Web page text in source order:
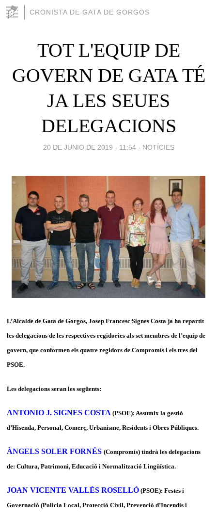
CRONISTA DE GATA DE GORGOS
TOT L'EQUIP DE
GOVERN DE GATA TÉ
JA LES SEUES
DELEGACIONS
20 DE JUNIO DE 2019 - 11:54 - NOTÍCIES
L’Alcalde de Gata de Gorgos, Josep Francesc Signes Costa ja ha repartit
les delegacions de les respectives regidories als set membres de l’equip de
govern, que conformen els quatre regidors de Compromís i els tres del
PSOE.
Les delegacions seran les següents:
ANTONIO J. SIGNES COSTA (PSOE): Assumix la gestió
d’Hisenda, Personal, Comerç, Urbanisme, Residents i Obres Públiques.
ÀNGELS SOLER FORNÉS (Compromís) tindrà les delegacions
de: Cultura, Patrimoni, Educació i Normalització Lingüística.
JOAN VICENTE VALLÉS ROSELLÓ (PSOE): Festes i
Governació (Policia Local, Protecció Civil, Prevenció d’Incendis i